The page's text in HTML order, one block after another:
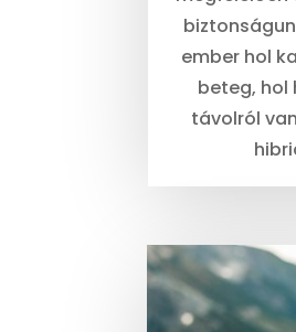
ember hol
beteg, hol
távolról